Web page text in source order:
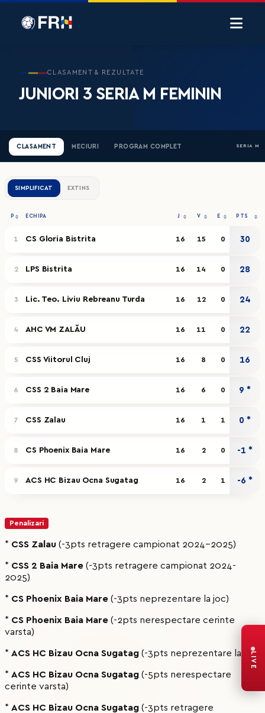
CLASAMENT & REZULTATE
JUNIORI 3 SERIA M FEMININ
SERIA M
CLASAMENT MECIURI PROGRAM COMPLET
SIMPLIFICAT EXTINS
P ECHIPA J V E PTS
1 CS Gloria Bistrita 16 15 0 30
2 LPS Bistrita 16 14 0 28
3 Lic. Teo. Liviu Rebreanu Turda 16 12 0 24
4 AHC VM ZALĂU 16 11 0 22
5 CSS Viitorul Cluj 16 8 0 16
6 CSS 2 Baia Mare 16 6 0 9 *
7 CSS Zalau 16 1 1 0 *
8 CS Phoenix Baia Mare 16 2 0 -1 *
9 ACS HC Bizau Ocna Sugatag 16 2 1 -6 *
Penalizari
* CSS Zalau (-3pts retragere campionat 2024-2025)
* CSS 2 Baia Mare (-3pts retragere campionat 2024-
2025)
* CS Phoenix Baia Mare (-3pts neprezentare la joc)
* CS Phoenix Baia Mare (-2pts nerespectare cerinte
varsta)
* ACS HC Bizau Ocna Sugatag (-3pts neprezentare la joc)
* ACS HC Bizau Ocna Sugatag (-5pts nerespectare
cerinte varsta)
* ACS HC Bizau Ocna Sugatag (-3pts retragere
LIVE